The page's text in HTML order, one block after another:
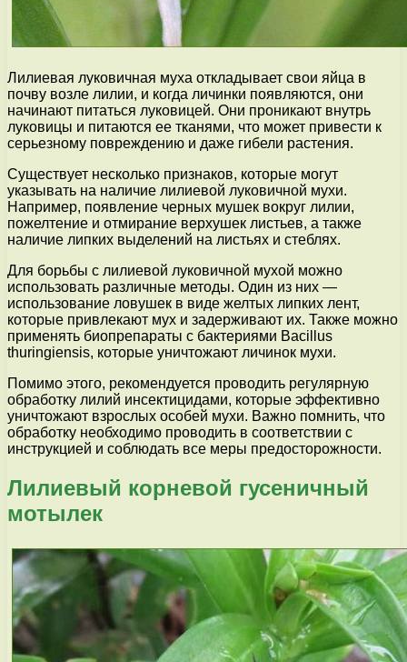
Лилиевая луковичная муха откладывает свои яйца в
почву возле лилии, и когда личинки появляются, они
начинают питаться луковицей. Они проникают внутрь
луковицы и питаются ее тканями, что может привести к
серьезному повреждению и даже гибели растения.
Существует несколько признаков, которые могут
указывать на наличие лилиевой луковичной мухи.
Например, появление черных мушек вокруг лилии,
пожелтение и отмирание верхушек листьев, а также
наличие липких выделений на листьях и стеблях.
Для борьбы с лилиевой луковичной мухой можно
использовать различные методы. Один из них —
использование ловушек в виде желтых липких лент,
которые привлекают мух и задерживают их. Также можно
применять биопрепараты с бактериями Bacillus
thuringiensis, которые уничтожают личинок мухи.
Помимо этого, рекомендуется проводить регулярную
обработку лилий инсектицидами, которые эффективно
уничтожают взрослых особей мухи. Важно помнить, что
обработку необходимо проводить в соответствии с
инструкцией и соблюдать все меры предосторожности.
Лилиевый корневой гусеничный
мотылек